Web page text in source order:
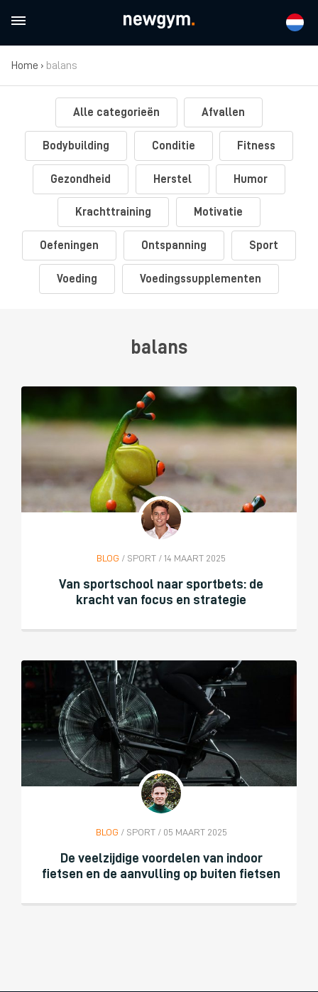
Home › balans
Alle categorieën Afvallen
Bodybuilding Conditie Fitness
Gezondheid Herstel Humor
Krachttraining Motivatie
Oefeningen Ontspanning Sport
Voeding Voedingssupplementen
balans
BLOG / SPORT / 14 MAART 2025
Van sportschool naar sportbets: de
kracht van focus en strategie
BLOG / SPORT / 05 MAART 2025
De veelzijdige voordelen van indoor
fietsen en de aanvulling op buiten fietsen